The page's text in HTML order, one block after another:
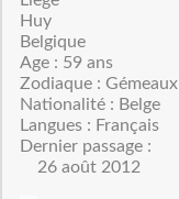
Huy
Belgique
Age : 59 ans
Zodiaque : Gémeaux
Nationalité : Belge
Langues : Français
Dernier passage :
26 août 2012